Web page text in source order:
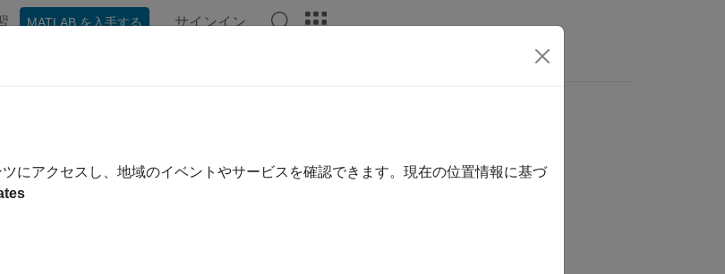
MATLAB を入手する サインイン
にアクセスし、地域のイベントやサービスを確認できます。現在の位置情報に基づ